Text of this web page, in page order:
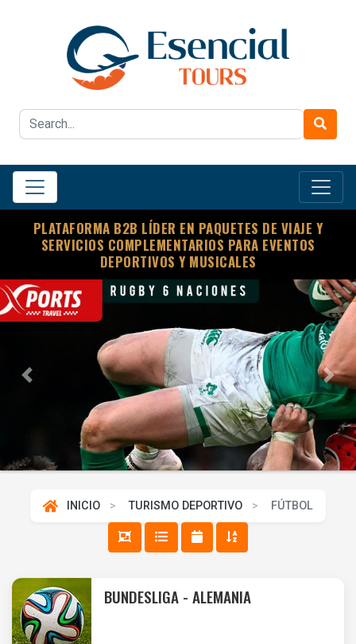
PLATAFORMA B2B LÍDER EN PAQUETES DE VIAJE Y
SERVICIOS COMPLEMENTARIOS PARA EVENTOS
DEPORTIVOS Y MUSICALES
Previous Next
INICIO TURISMO DEPORTIVO FÚTBOL
BUNDESLIGA - ALEMANIA